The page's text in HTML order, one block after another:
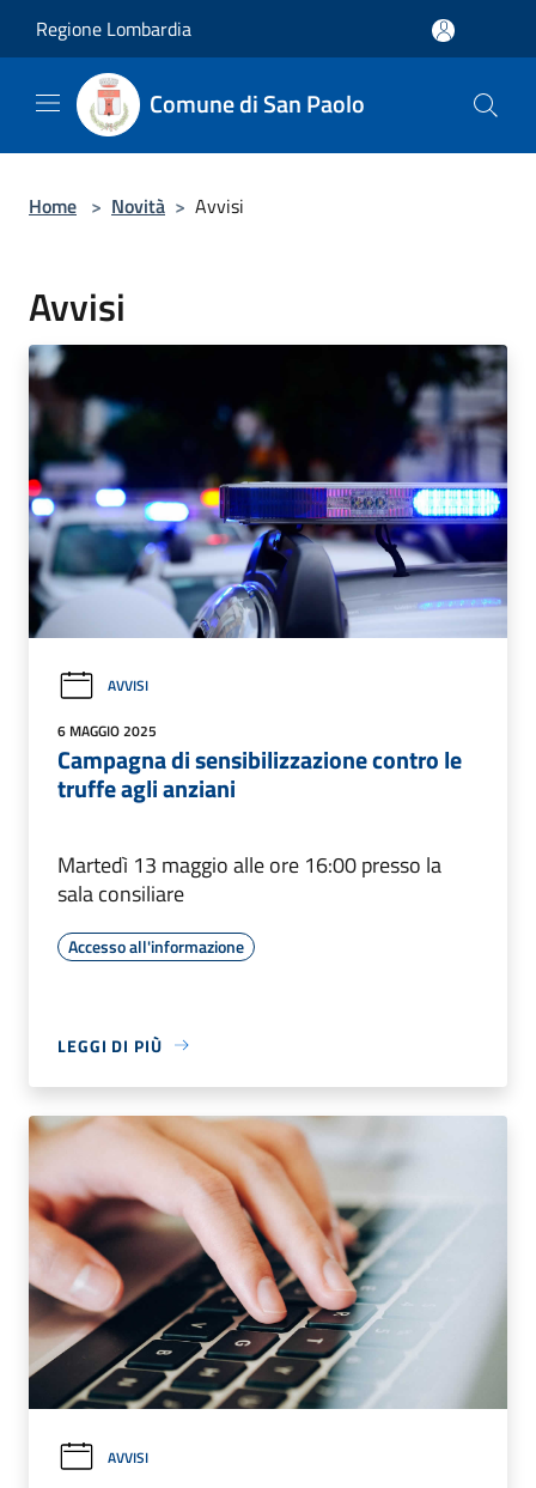
Regione Lombardia
Comune di San Paolo
Home > Novità > Avvisi
Avvisi
AVVISI
6 MAGGIO 2025
Campagna di sensibilizzazione contro le
truffe agli anziani
Martedì 13 maggio alle ore 16:00 presso la
sala consiliare
Accesso all'informazione
LEGGI DI PIÙ
AVVISI